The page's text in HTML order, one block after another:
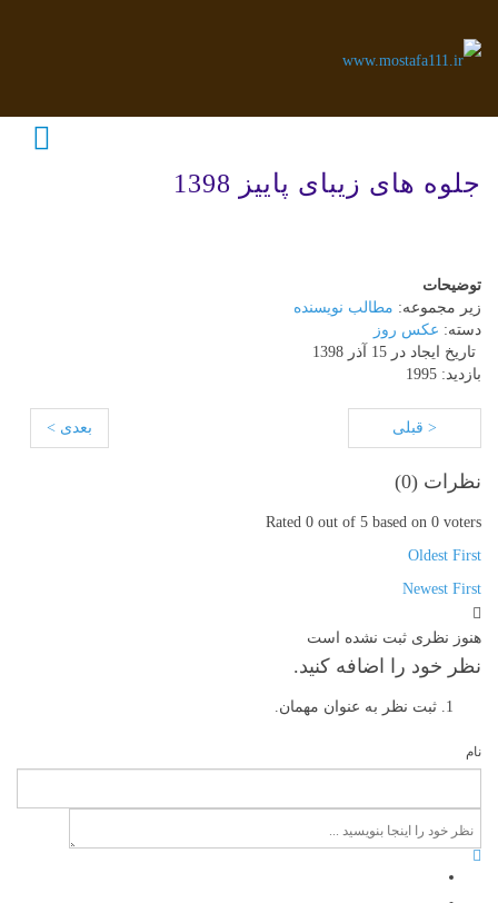
جلوه های زیبای پاییز 1398
توضیحات
زیر مجموعه: مطالب نویسنده
دسته: عکس روز
تاریخ ایجاد در 15 آذر 1398
بازدید: 1995
< قبلی بعدی >
نظرات (0
)
Rated 0 out of 5 based on 0 voters
Oldest First
Newest First
هنوز نظری ثبت نشده است
نظر خود را اضافه کنید.
ثبت نظر به عنوان مهمان.
نام